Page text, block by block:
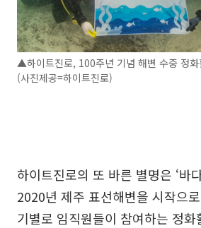
▲하이트진로, 100주년 기념 해변 수중 정
(사진제공=하이트진로)
하이트진로의 또 바른 별명은 ‘바
2020년 제주 표선해변을 시작으
기별로 임직원들이 참여하는 정